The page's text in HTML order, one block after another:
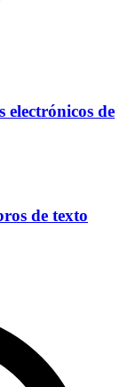
electrónicos de
de texto